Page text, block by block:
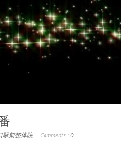
駅前整体院 Comments : 0